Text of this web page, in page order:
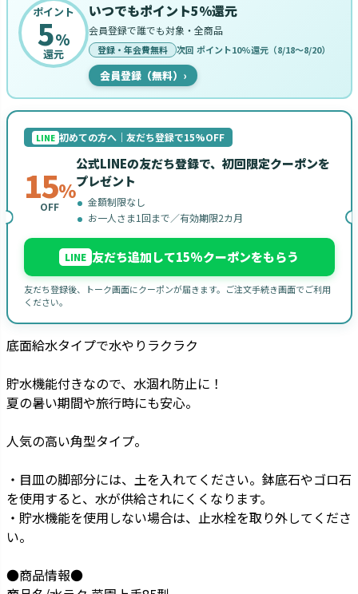
ポイント
5%
還元
いつでもポイント5%還元
会員登録で誰でも対象・全商品
登録・年会費無料 次回 ポイント10%還元（8/18〜8/20）
会員登録（無料） ›
LINE 初めての方へ｜友だち登録で15%OFF
15%
OFF
公式LINEの友だち登録で、初回限定クーポンを
プレゼント
金額制限なし
お一人さま1回まで／有効期限2カ月
LINE 友だち追加して15%クーポンをもらう
友だち登録後、トーク画面にクーポンが届きます。ご注文手続き画面でご利用
ください。
底面給水タイプで水やりラクラク
貯水機能付きなので、水涸れ防止に！
夏の暑い期間や旅行時にも安心。
人気の高い角型タイプ。
・目皿の脚部分には、土を入れてください。鉢底石やゴロ石
を使用すると、水が供給されにくくなります。
・貯水機能を使用しない場合は、止水栓を取り外してくださ
い。
●商品情報●